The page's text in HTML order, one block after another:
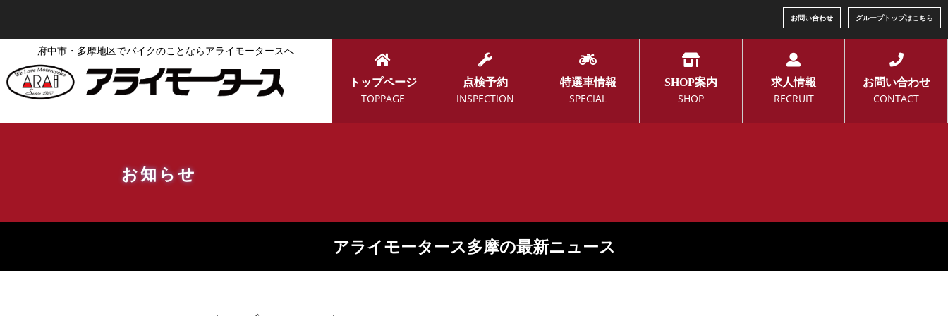
お問い合わせ グループトップはこちら
府中市・多摩地区でバイクのことならアライモータースへ
トップページ
TOPPAGE
点検予約
INSPECTION
特選車情報
SPECIAL
SHOP案内
SHOP
求人情報
RECRUIT
お問い合わせ
CONTACT
お知らせ
アライモータース多摩の最新ニュース